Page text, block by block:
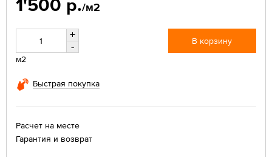
1'500 р./м2
+
-
м2
В корзину
Быстрая покупка
Расчет на месте
Гарантия и возврат